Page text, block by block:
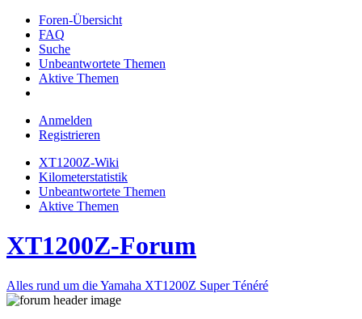
Foren-Übersicht
FAQ
Suche
Unbeantwortete Themen
Aktive Themen
Anmelden
Registrieren
XT1200Z-Wiki
Kilometerstatistik
Unbeantwortete Themen
Aktive Themen
XT1200Z-Forum
Alles rund um die Yamaha XT1200Z Super Ténéré